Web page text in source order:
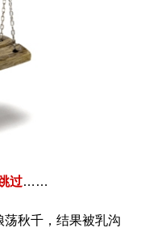
过……
秋千，结果被乳沟